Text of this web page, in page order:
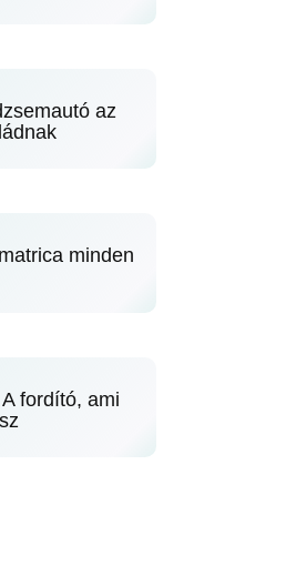
az
minden
fordító, ami